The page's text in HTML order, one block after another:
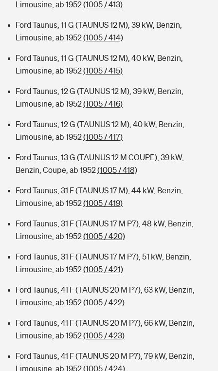
Limousine, ab 1952(1005 / 413)
Ford Taunus, 11 G (TAUNUS 12 M), 39 kW, Benzin,
Limousine, ab 1952(1005 / 414)
Ford Taunus, 11 G (TAUNUS 12 M), 40 kW, Benzin,
Limousine, ab 1952(1005 / 415)
Ford Taunus, 12 G (TAUNUS 12 M), 39 kW, Benzin,
Limousine, ab 1952(1005 / 416)
Ford Taunus, 12 G (TAUNUS 12 M), 40 kW, Benzin,
Limousine, ab 1952(1005 / 417)
Ford Taunus, 13 G (TAUNUS 12 M COUPE), 39 kW,
Benzin, Coupe, ab 1952(1005 / 418)
Ford Taunus, 31 F (TAUNUS 17 M), 44 kW, Benzin,
Limousine, ab 1952(1005 / 419)
Ford Taunus, 31 F (TAUNUS 17 M P7), 48 kW, Benzin,
Limousine, ab 1952(1005 / 420)
Ford Taunus, 31 F (TAUNUS 17 M P7), 51 kW, Benzin,
Limousine, ab 1952(1005 / 421)
Ford Taunus, 41 F (TAUNUS 20 M P7), 63 kW, Benzin,
Limousine, ab 1952(1005 / 422)
Ford Taunus, 41 F (TAUNUS 20 M P7), 66 kW, Benzin,
Limousine, ab 1952(1005 / 423)
Ford Taunus, 41 F (TAUNUS 20 M P7), 79 kW, Benzin,
Limousine, ab 1952(1005 / 424)